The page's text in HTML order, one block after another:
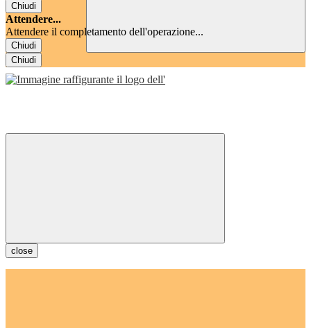
Chiudi
Attendere...
Attendere il completamento dell'operazione...
Chiudi
Chiudi
close